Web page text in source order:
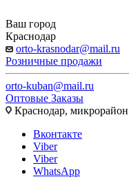
Ваш город
Краснодар
orto-krasnodar@mail.ru
Розничные продажи
orto-kuban@mail.ru
Оптовые Заказы
Краснодар,
Вконтакте
Viber
Viber
WhatsApp